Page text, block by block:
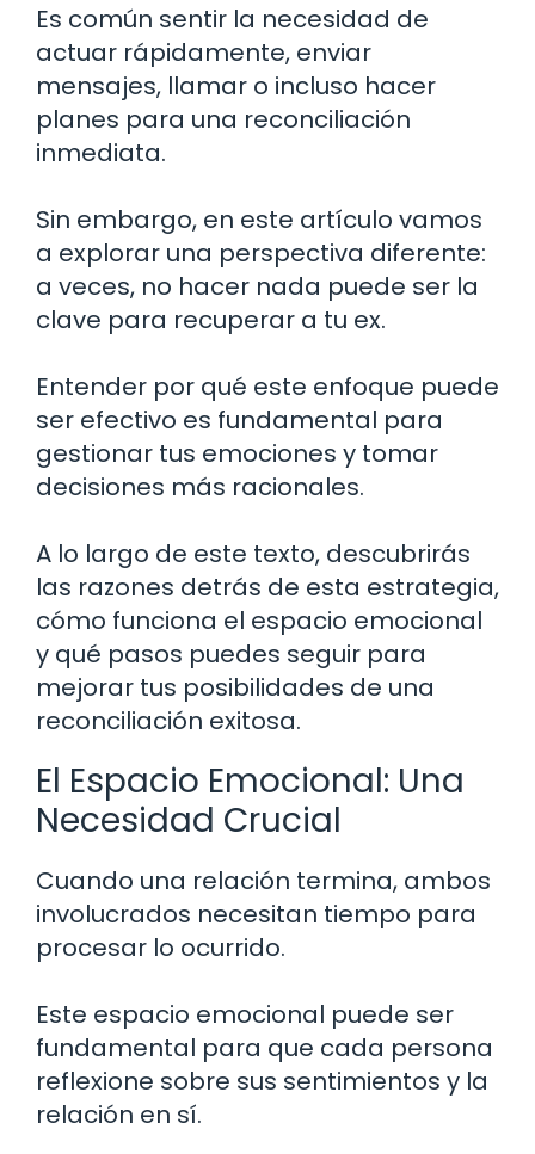
Es común sentir la necesidad de
actuar rápidamente, enviar
mensajes, llamar o incluso hacer
planes para una reconciliación
inmediata.
Sin embargo, en este artículo vamos
a explorar una perspectiva diferente:
a veces, no hacer nada puede ser la
clave para recuperar a tu ex.
Entender por qué este enfoque puede
ser efectivo es fundamental para
gestionar tus emociones y tomar
decisiones más racionales.
A lo largo de este texto, descubrirás
las razones detrás de esta estrategia,
cómo funciona el espacio emocional
y qué pasos puedes seguir para
mejorar tus posibilidades de una
reconciliación exitosa.
El Espacio Emocional: Una
Necesidad Crucial
Cuando una relación termina, ambos
involucrados necesitan tiempo para
procesar lo ocurrido.
Este espacio emocional puede ser
fundamental para que cada persona
reflexione sobre sus sentimientos y la
relación en sí.